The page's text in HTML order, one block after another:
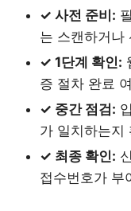
✓ 사전 준비:
는 스캔하거나
✓ 1단계 확인:
증 절차 완료
✓ 중간 점검:
가 일치하는지
✓ 최종 확인:
접수번호가 부